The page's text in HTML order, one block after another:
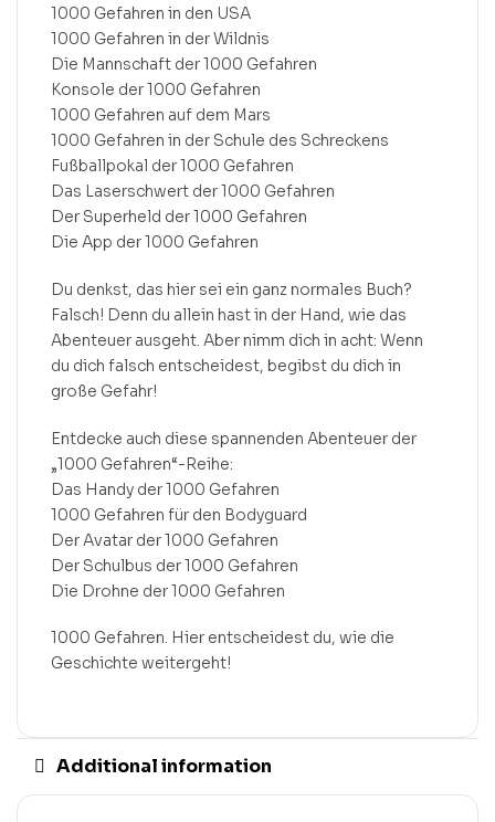
1000 Gefahren in den USA
1000 Gefahren in der Wildnis
Die Mannschaft der 1000 Gefahren
Konsole der 1000 Gefahren
1000 Gefahren auf dem Mars
1000 Gefahren in der Schule des Schreckens
Fußballpokal der 1000 Gefahren
Das Laserschwert der 1000 Gefahren
Der Superheld der 1000 Gefahren
Die App der 1000 Gefahren
Du denkst, das hier sei ein ganz normales Buch?
Falsch! Denn du allein hast in der Hand, wie das
Abenteuer ausgeht. Aber nimm dich in acht: Wenn
du dich falsch entscheidest, begibst du dich in
große Gefahr!
Entdecke auch diese spannenden Abenteuer der
„1000 Gefahren“-Reihe:
Das Handy der 1000 Gefahren
1000 Gefahren für den Bodyguard
Der Avatar der 1000 Gefahren
Der Schulbus der 1000 Gefahren
Die Drohne der 1000 Gefahren
1000 Gefahren. Hier entscheidest du, wie die
Geschichte weitergeht!
Additional information